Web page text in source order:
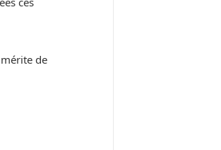
de